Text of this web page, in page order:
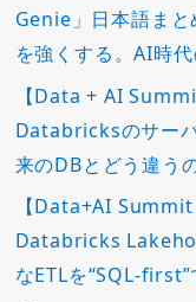
Genie」日本語ま
を強くする。AI時
【Data + AI
Databricksのサー
来のDBとどう違う
【Data+AI
Databricks
なETLを“SQL-